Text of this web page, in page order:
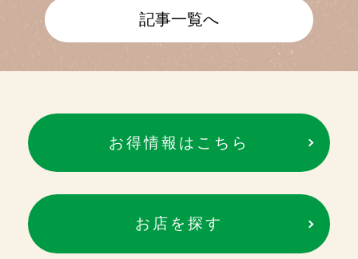
記事一覧へ
お得情報はこちら
お店を探す